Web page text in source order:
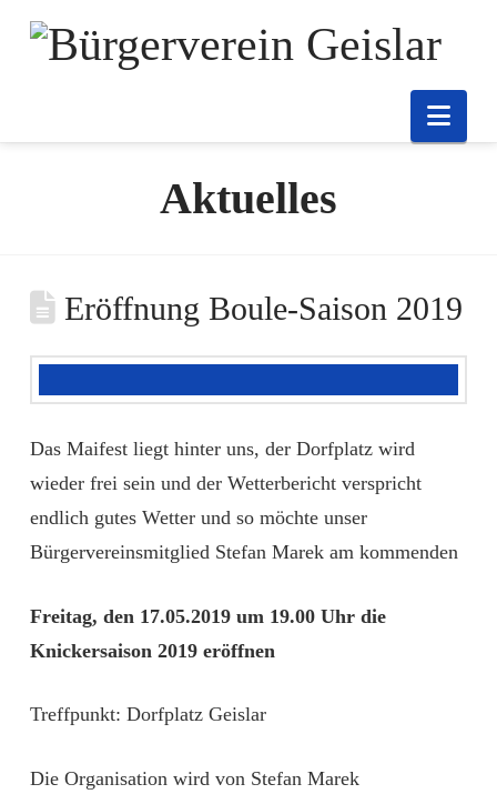
Aktuelles
Eröffnung Boule-Saison 2019
Das Maifest liegt hinter uns, der Dorfplatz wird
wieder frei sein und der Wetterbericht verspricht
endlich gutes Wetter und so möchte unser
Bürgervereinsmitglied Stefan Marek am kommenden
Freitag, den 17.05.2019 um 19.00 Uhr die
Knickersaison 2019 eröffnen
Treffpunkt: Dorfplatz Geislar
Die Organisation wird von Stefan Marek